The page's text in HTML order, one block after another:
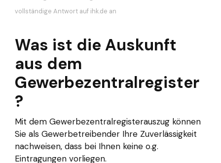
vollständige Antwort auf ihk.de an
Was ist die Auskunft
aus dem
Gewerbezentralregister
?
Mit dem Gewerbezentralregisterauszug können
Sie als Gewerbetreibender Ihre Zuverlässigkeit
nachweisen, dass bei Ihnen keine o.g.
Eintragungen vorliegen.